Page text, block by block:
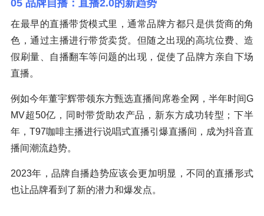
05 品牌自播：直播2.0的新趋势
在最早的直播带货模式里，通常品牌方都只是供货商的角
色，通过主播进行带货卖货。但随之出现的高坑位费、造
假刷量、自播翻车等问题的出现，促使了品牌方亲自下场
直播。
例如今年董宇辉带领东方甄选直播间席卷全网，半年时间G
MV超50亿，同时带货助农产品，新东方成功转型；下半
年，T97咖啡主播进行说唱式直播引爆直播间，成为抖音直
播间潮流趋势。
2023年，品牌自播趋势应该会更加明显，不同的直播形式
也让品牌看到了新的潜力和爆发点。